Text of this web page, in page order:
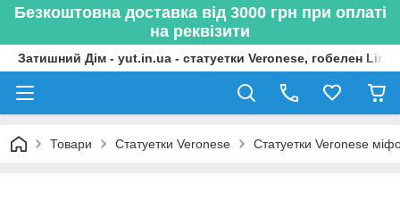
Безкоштовна доставка від 3000 грн при оплаті
на реквізити
Затишний Дім - yut.in.ua - статуетки Veronese, гобелен
Товари Статуетки Veronese Статуетки Veronese